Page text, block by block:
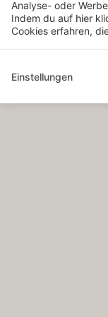
Wir glauben an
Vertrauen.
Analyse- oder
Indem du auf hier
Cookies erfahren,
Einstellungen